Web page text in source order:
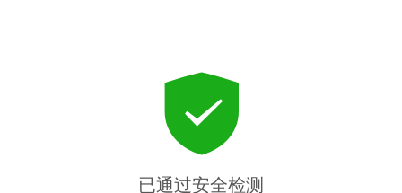
已通过安全检测